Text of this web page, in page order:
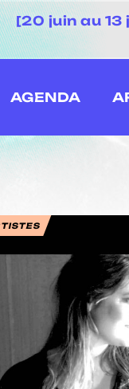
[20 juin au
AGENDA